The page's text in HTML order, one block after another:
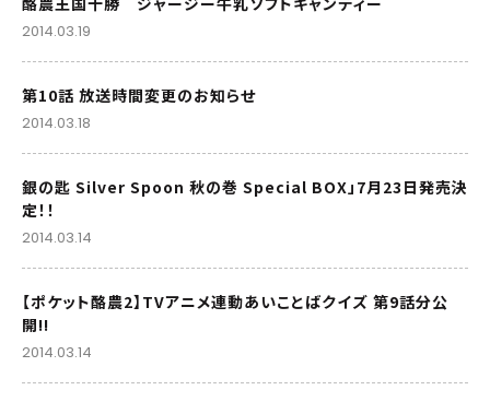
2014.03.19
第10話 放送時間変更のお知らせ
2014.03.18
銀の匙 Silver Spoon 秋の巻 Special BOX」7月23日発売決
定！！
2014.03.14
【ポケット酪農2】TVアニメ連動あいことばクイズ 第9話分公
開!!
2014.03.14